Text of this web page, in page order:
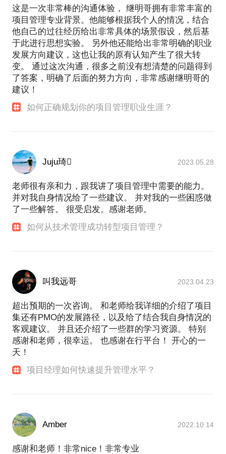
这是一次非常棒的沟通体验， 继明哥拥有非常丰富的
项目管理专业背景。他能够根据我个人的情况，结合
他自己的过往经历给出非常具体的场景假设，然后基
于此进行思想实验。 另外他还能给出非常明确的职业
发展方向建议，这也让我的原有认知产生了很大转
变。 通过这次沟通，很多之前没有想清楚的问题得到
了答案，明确了后面的努力方向，非常感谢继明哥的
建议！
如何正确规划你的项目管理职业生涯？
Juju琦 2023.05.28
老师很有亲和力，跟我讲了项目管理中需要的能力。
并对我自身情况给了一些建议。 并对我的一些困惑做
了一些解答。 很受启发。感谢老师。
如何从技术管理成功转型项目管理？
叫我远哥 2023.04.23
超出预期的一次咨询。 和老师给我详细的介绍了项目
集还有PMO的发展路径，以及给了结合我自身情况的
客观建议。 并且还介绍了一些群的学习资源。 特别
感谢和老师，很幸运。 也感谢在行平台！ 开心的一
天！
项目经理如何快速提升管理水平？
Amber 2022.10.14
感谢和老师！非常nice！非常专业